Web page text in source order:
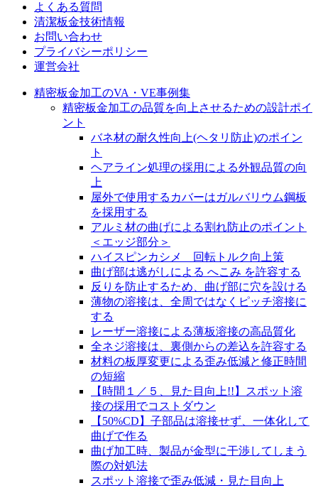
よくある質問
清潔板金技術情報
お問い合わせ
プライバシーポリシー
運営会社
精密板金加工のVA・VE事例集
精密板金加工の品質を向上させるための設計ポイ
ント
バネ材の耐久性向上(ヘタリ防止)のポイン
ト
ヘアライン処理の採用による外観品質の向
上
屋外で使用するカバーはガルバリウム鋼板
を採用する
アルミ材の曲げによる割れ防止のポイント
＜エッジ部分＞
ハイスピンカシメ 回転トルク向上策
曲げ部は逃がしによる へこみ を許容する
反りを防止するため、曲げ部に穴を設ける
薄物の溶接は、全周ではなくピッチ溶接に
する
レーザー溶接による薄板溶接の高品質化
全ネジ溶接は、裏側からの差込を許容する
材料の板厚変更による歪み低減と修正時間
の短縮
【時間１／５、見た目向上!!】スポット溶
接の採用でコストダウン
【50%CD】子部品は溶接せず、一体化して
曲げで作る
曲げ加工時、製品が金型に干渉してしまう
際の対処法
スポット溶接で歪み低減・見た目向上